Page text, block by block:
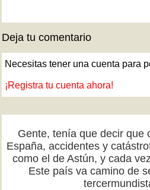
Deja tu comentario
Necesitas tener una cuenta para
¡Registra tu cuenta ahora!
Gente, tenía que decir que
España, accidentes y
como el de Astún, y cada
Este país va camino de